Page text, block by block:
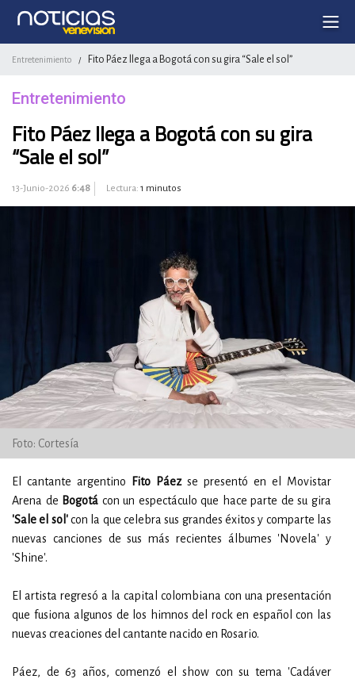
Entretenimiento / Fito Páez llega a Bogotá con su gira “Sale el sol”
Entretenimiento
Fito Páez llega a Bogotá con su gira
“Sale el sol”
13-Junio-2026 6:48 Lectura: 1 minutos
Foto: Cortesía
El cantante argentino Fito Páezse presentó en el Movistar
Arena de Bogotá con un espectáculo que hace parte de su gira
'Sale el sol'con la que celebra sus grandes éxitos y comparte las
nuevas canciones de sus más recientes álbumes 'Novela' y
'Shine'.
El artista regresó a la capital colombiana con una presentación
que fusiona algunos de los himnos del rock en español con las
nuevas creaciones del cantante nacido en Rosario.
Páez, de 63 años, comenzó el show con su tema 'Cadáver